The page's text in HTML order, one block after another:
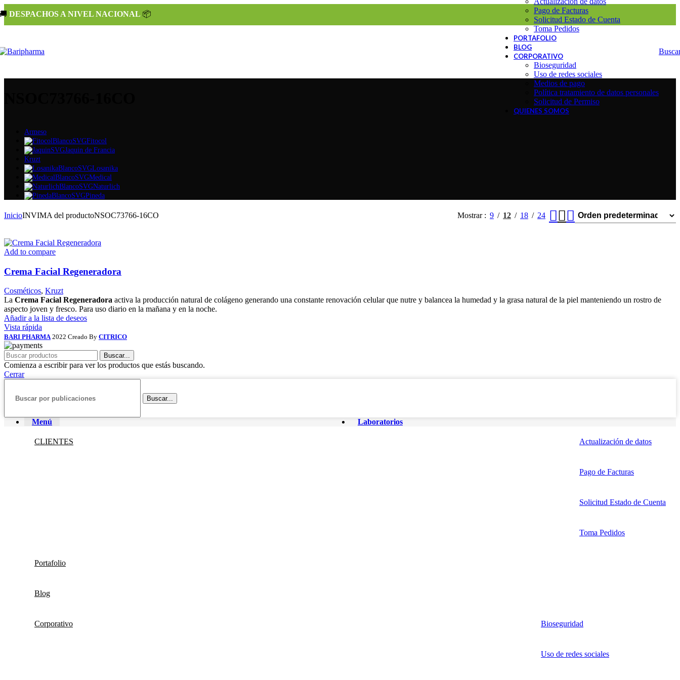
DESPACHOS A NIVEL NACIONAL 📦
Pago de Facturas
Solicitud Estado de Cuenta
Toma Pedidos
PORTAFOLIO
BLOG
CORPORATIVO
Bioseguridad
Uso de redes sociales
Medios de pago
Política tratamiento de datos personales
Solicitud de Permiso
QUIENES SOMOS
Armeso
Fitocol
Jaquin de Francia
Kruzt
Losanika
Medical
Naturlich
Pineda
InicioINVIMA del productoNSOC73766-16CO Mostrar 9 12 18 24
Add to compare
Crema Facial Regeneradora
Cosméticos, Kruzt
La Crema Facial Regeneradora activa la producción natural de colágeno generando una constante renovación celular que nutre y balancea la humedad y la grasa natural de la piel manteniendo un rostro de
aspecto joven y fresco. Para uso diario en la mañana y en la noche.
Añadir a la lista de deseos
Vista rápida
BARI PHARMA 2022 Creado By CITRICO
Buscar...
Comienza a escribir para ver los productos que estás buscando.
Cerrar
Buscar...
Menú Laboratorios
CLIENTES Actualización de datos
Pago de Facturas
Solicitud Estado de Cuenta
Toma Pedidos
Portafolio
Blog
Corporativo Bioseguridad
Uso de redes sociales